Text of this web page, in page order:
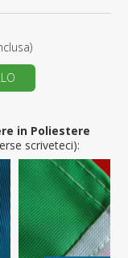
in Poliestere
scriveteci):